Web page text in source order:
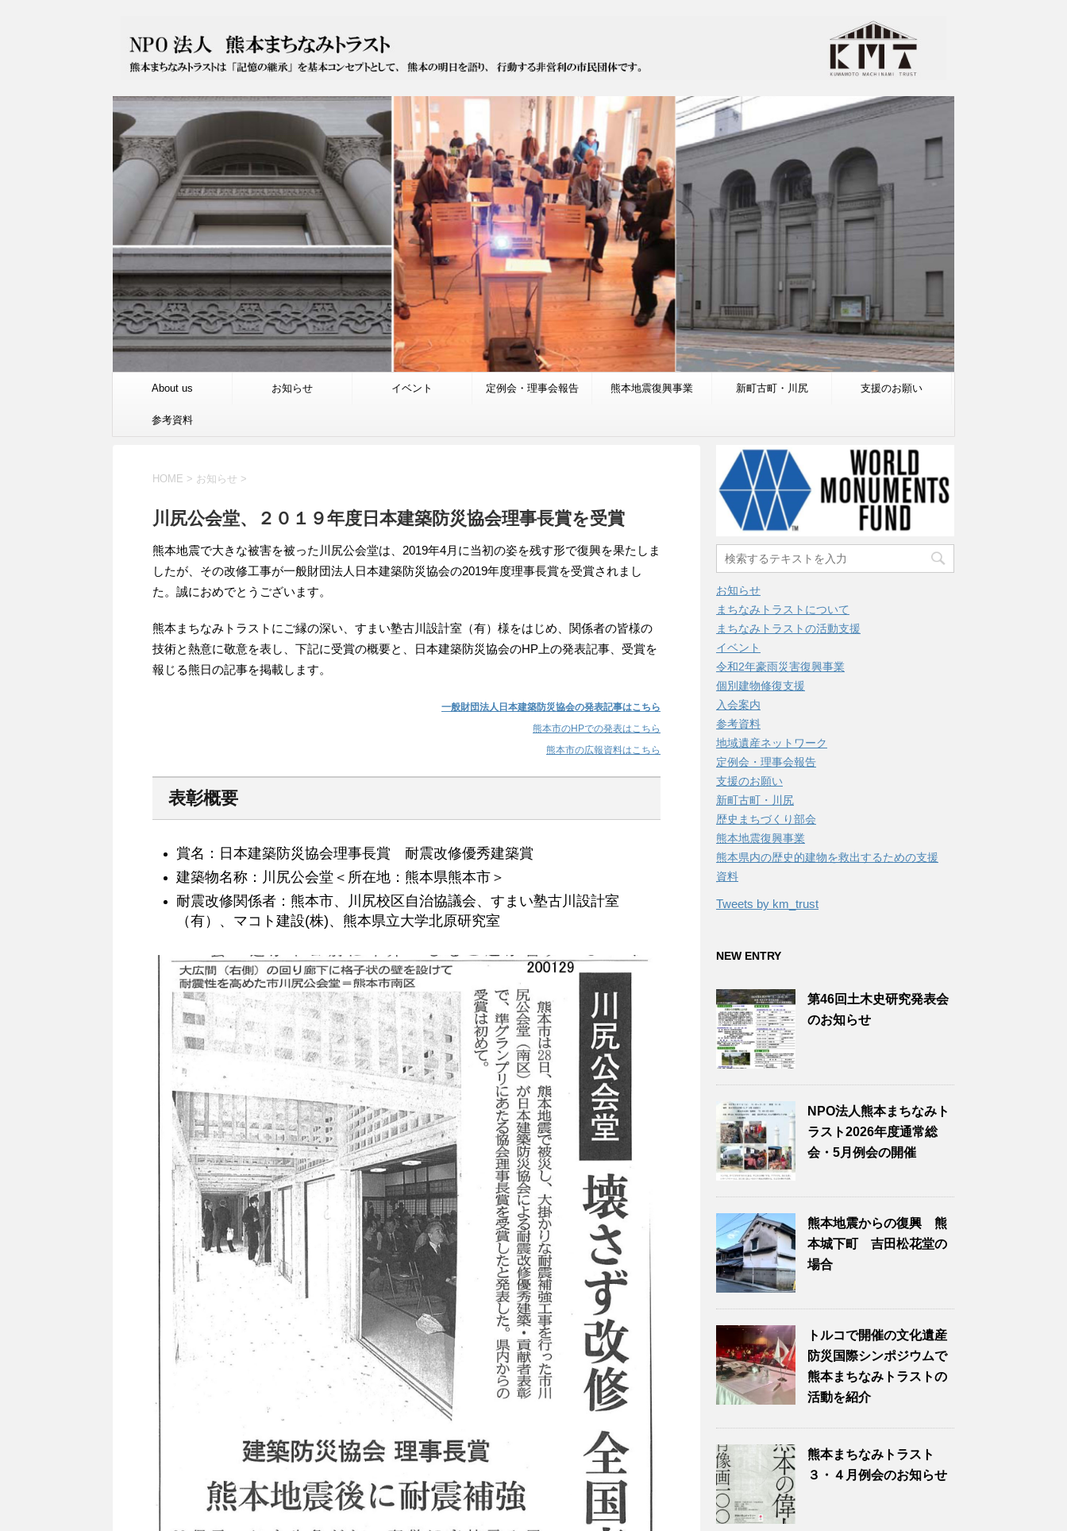
About us お知らせ イベント 定例会・理事会報告 熊本地震復興事業 新町古町・川尻 支援のお願い
参考資料
HOME > お知らせ >
川尻公会堂、２０１９年度日本建築防災協会理事長賞を受賞
熊本地震で大きな被害を被った川尻公会堂は、2019年4月に当初の姿を残す形で復興を果たしま
したが、その改修工事が一般財団法人日本建築防災協会の2019年度理事長賞を受賞されまし
た。誠におめでとうございます。
熊本まちなみトラストにご縁の深い、すまい塾古川設計室（有）様をはじめ、関係者の皆様の
技術と熱意に敬意を表し、下記に受賞の概要と、日本建築防災協会のHP上の発表記事、受賞を
報じる熊日の記事を掲載します。
一般財団法人日本建築防災協会の発表記事はこちら
熊本市のHPでの発表はこちら
熊本市の広報資料はこちら
表彰概要
賞名：日本建築防災協会理事長賞 耐震改修優秀建築賞
建築物名称：川尻公会堂＜所在地：熊本県熊本市＞
耐震改修関係者：熊本市、川尻校区自治協議会、すまい塾古川設計室
（有）、マコト建設(株)、熊本県立大学北原研究室
お知らせ
まちなみトラストについて
まちなみトラストの活動支援
イベント
令和2年豪雨災害復興事業
個別建物修復支援
入会案内
参考資料
地域遺産ネットワーク
定例会・理事会報告
支援のお願い
新町古町・川尻
歴史まちづくり部会
熊本地震復興事業
熊本県内の歴史的建物を救出するための支援
資料
Tweets by km_trust
NEW ENTRY
第46回土木史研究発表会
のお知らせ
NPO法人熊本まちなみト
ラスト2026年度通常総
会・5月例会の開催
熊本地震からの復興 熊
本城下町 吉田松花堂の
場合
トルコで開催の文化遺産
防災国際シンポジウムで
熊本まちなみトラストの
活動を紹介
熊本まちなみトラスト
３・４月例会のお知らせ